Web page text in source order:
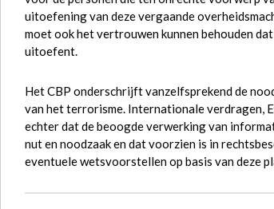
uitoefening van deze vergaande
moet ook het vertrouwen kunnen behouden
uitoefent.
Het CBP onderschrijft vanzelfsprekend de
van het terrorisme. Internationale verdragen,
echter dat de beoogde verwerking van
nut en noodzaak en dat voorzien is in
eventuele wetsvoorstellen op basis van deze